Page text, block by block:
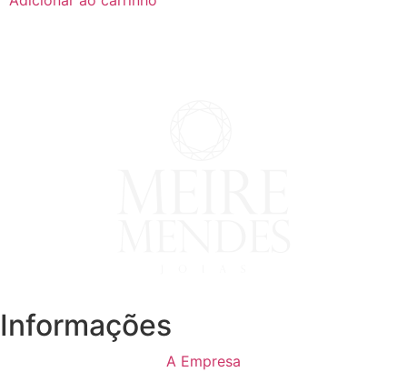
Informações
A Empresa